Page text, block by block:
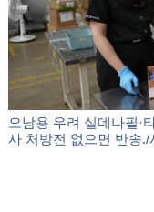
오남용 우려 실데나필·
사 처방전 없으면 반송